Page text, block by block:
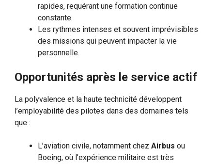
rapides, requérant une formation continue
constante.
Les rythmes intenses et souvent imprévisibles
des missions qui peuvent impacter la vie
personnelle.
Opportunités après le service actif
La polyvalence et la haute technicité développent
l’employabilité des pilotes dans des domaines tels
que :
L’aviation civile, notamment chez Airbus ou
Boeing, où l’expérience militaire est très